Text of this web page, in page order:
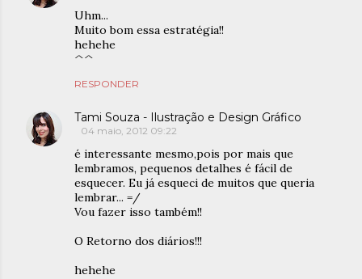
Uhm...
Muito bom essa estratégia!!
hehehe
^^
RESPONDER
Tami Souza - Ilustração e Design Gráfico
04 maio, 2012 09:22
é interessante mesmo,pois por mais que
lembramos, pequenos detalhes é fácil de
esquecer. Eu já esqueci de muitos que queria
lembrar... =/
Vou fazer isso também!!
O Retorno dos diários!!!
hehehe